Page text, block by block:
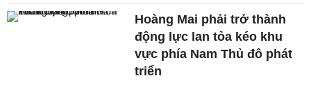
Hoàng Mai phải trở thành
động lực lan tỏa kéo khu
vực phía Nam Thủ đô phát
triển